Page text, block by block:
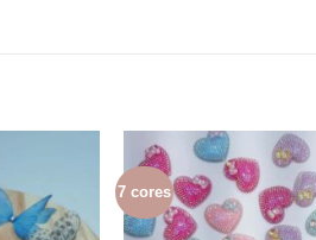
7 cores